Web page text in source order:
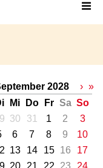
2028
Mi Do Fr Sa So
30 31 1 2
3
6 7 8 9
10
13 14 15 16
17
20 21 22 23
24
› »